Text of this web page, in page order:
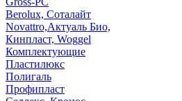
Berolux, Соталайт
Novattro,Актуаль Био,
Кинпласт, Woggel
Комплектующие
Пластилюкс
Полигаль
Профипласт